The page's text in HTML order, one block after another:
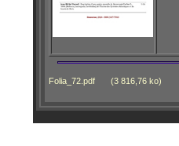
Folia_72.pdf (3 816,76 ko)